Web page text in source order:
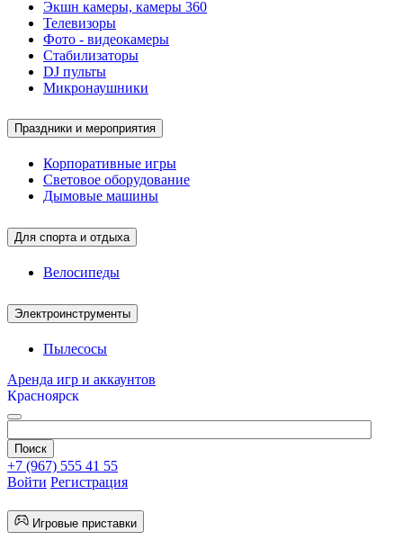
Экшн камеры, камеры 360
Телевизоры
Фото - видеокамеры
Стабилизаторы
DJ пульты
Микронаушники
Праздники и мероприятия
Корпоративные игры
Световое оборудование
Дымовые машины
Для спорта и отдыха
Велосипеды
Электроинструменты
Пылесосы
Аренда игр и аккаунтов
Красноярск
+7 (967) 555 41 55
Войти Регистрация
Игровые приставки